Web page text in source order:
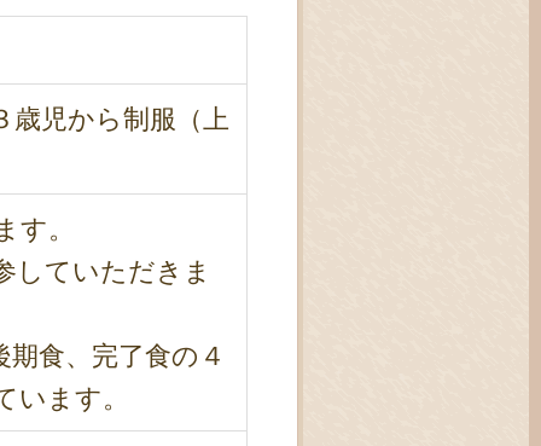
歳児から制服（上
。
していただきま
食、完了食の４
ます。